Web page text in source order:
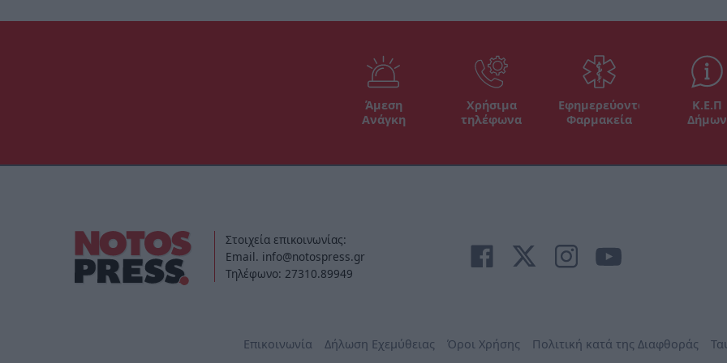
Άμεση
Ανάγκη
Χρήσιμα
τηλέφωνα
Εφημερεύοντα
Φαρμακεία
Κ.Ε.Π
Δήμων
Στοιχεία επικοινωνίας:
Email. info@notospress.gr
Τηλέφωνο: 27310.89949
Επικοινωνία Δήλωση Εχεμύθειας Όροι Χρήσης Πολιτική κατά της Διαφθοράς